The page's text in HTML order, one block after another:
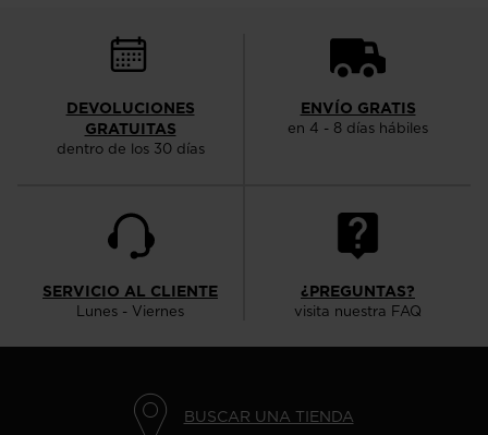
DEVOLUCIONES
GRATUITAS
dentro de los 30 días
ENVÍO GRATIS
en 4 - 8 días hábiles
SERVICIO AL CLIENTE
Lunes - Viernes
¿PREGUNTAS?
visita nuestra FAQ
BUSCAR UNA TIENDA